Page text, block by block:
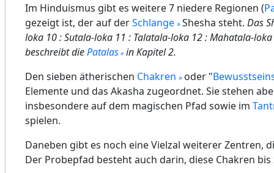
Im Hinduismus gibt es weitere 7 niedere Regionen (
gezeigt ist, der auf derSchlange Shesha steht. Das
loka 10 : Sutala-loka 11 : Talatala-loka 12 : Mahatala-
beschreibt diePatalas in Kapitel 2.
Den sieben ätherischen Chakren oder "
Elemente und das Akasha zugeordnet. Sie stehen
insbesondere auf dem magischen Pfad sowie im
spielen.
Daneben gibt es noch eine Vielzal weiterer
Der Probepfad besteht auch darin, diese Chakren